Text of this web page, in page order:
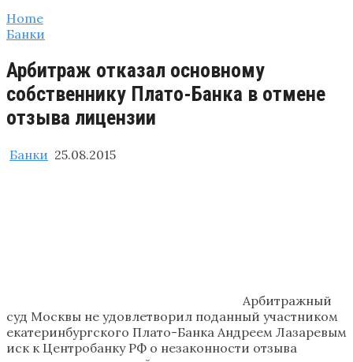
Home
Банки
Арбитраж отказал основному
собственнику Плато-Банка в отмене
отзыва лицензии
Банки 25.08.2015
Арбитражный
суд Москвы не удовлетворил поданный участником
екатеринбургского Плато-Банка Андреем Лазаревым
иск к Центробанку РФ о незаконности отзыва